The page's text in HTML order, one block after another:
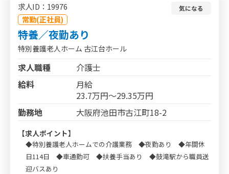
求人ID：19976
常勤(正社員)
気になる
特養／夜勤あり
特別養護老人ホーム 古江台ホール
求人職種
介護士
給料
月給
23.7万円～29.35万円
勤務地
大阪府池田市古江町18-2
【求人ポイント】
◆特別養護老人ホームでの介護業務 ◆夜勤あり ◆年間休
日114日 ◆車通勤可 ◆扶養手当あり ◆鼓滝駅から職員送
迎バスあり